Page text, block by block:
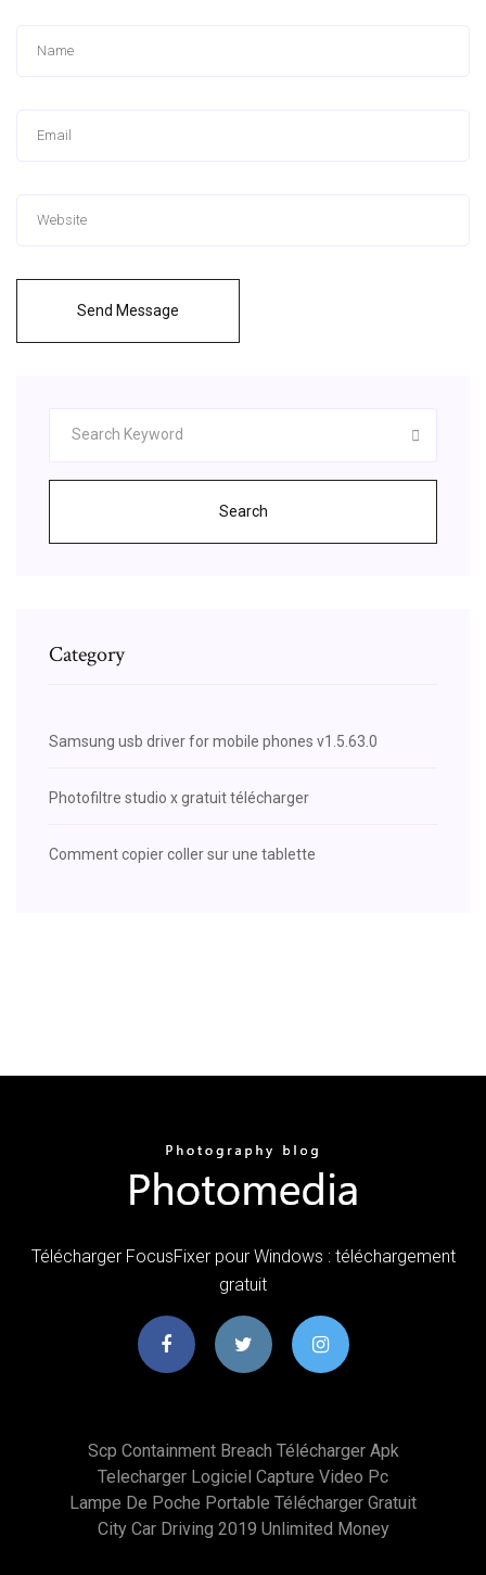
Send Message
Search
Category
Samsung usb driver for mobile phones v1.5.63.0
Photofiltre studio x gratuit télécharger
Comment copier coller sur une tablette
Télécharger FocusFixer pour Windows : téléchargement
gratuit
Scp Containment Breach Télécharger Apk
Telecharger Logiciel Capture Video Pc
Lampe De Poche Portable Télécharger Gratuit
City Car Driving 2019 Unlimited Money